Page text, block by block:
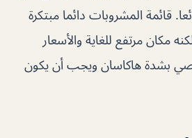
قائمة المشروبات دائما مبتكرة
مكان مرتفع للغاية والأسعار
بشدة هاكاسان ويجب أن يكون